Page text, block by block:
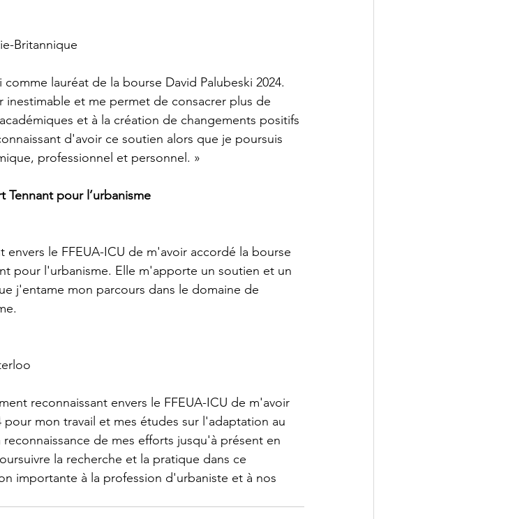
Britannique
lauréat de la bourse David Palubeski 2024.
et me permet de consacrer plus de
et à la création de changements positifs
d'avoir ce soutien alors que je poursuis
professionnel et personnel. »
pour l’urbanisme
envers le FFEUA-ICU de m'avoir accordé la bourse
pour l'urbanisme. Elle m'apporte un soutien et un
j'entame mon parcours dans le domaine de
reconnaissant envers le FFEUA-ICU de m'avoir
mon travail et mes études sur l'adaptation au
de mes efforts jusqu'à présent en
la recherche et la pratique dans ce
importante à la profession d'urbaniste et à nos